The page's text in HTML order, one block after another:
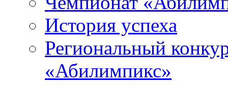
История успеха
Региональный
«Абилимпикс»